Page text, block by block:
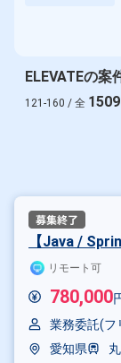
ELEVATEの案
121-160 / 全 1509
【Java /
リモート可
780,000
業務委託(フ
愛知県